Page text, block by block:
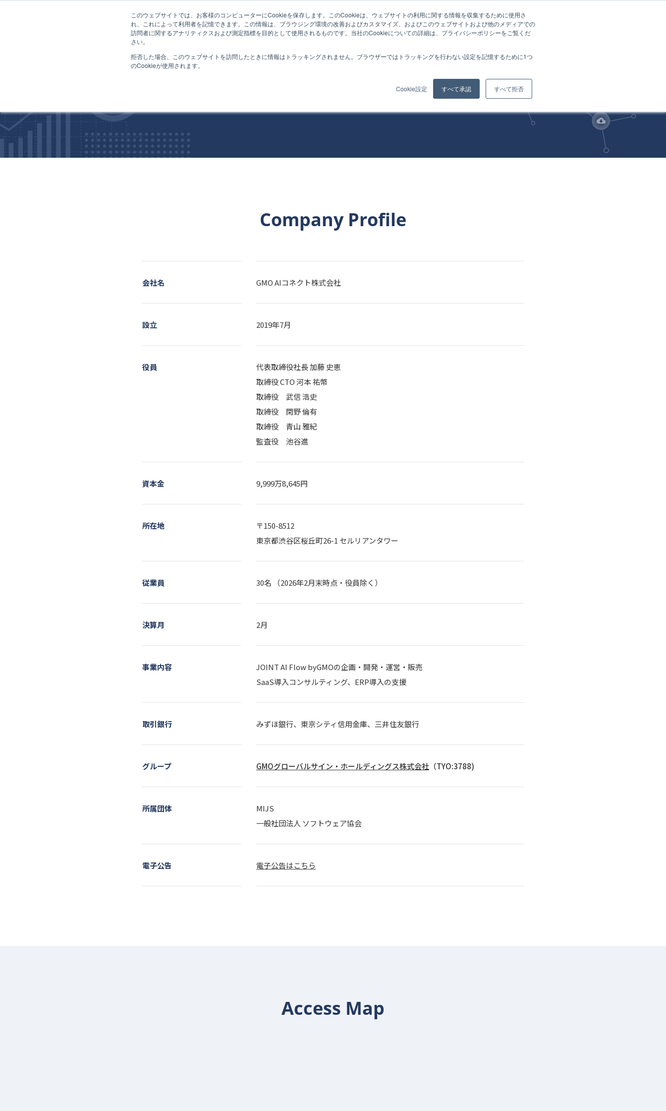
このウェブサイトでは、お客様のコンピューターにCookieを保存します。このCookieは、ウェブサイトの利用に関する情報を収集するために使用さ
れ、これによって利用者を記憶できます。この情報は、ブラウジング環境の改善およびカスタマイズ、およびこのウェブサイトおよび他のメディアでの
訪問者に関するアナリティクスおよび測定指標を目的として使用されるものです。当社のCookieについての詳細は、プライバシーポリシーをご覧くだ
さい。
拒否した場合、このウェブサイトを訪問したときに情報はトラッキングされません。ブラウザーではトラッキングを行わない設定を記憶するために1つ
のCookieが使用されます。
Cookie設定 すべて承認 すべて拒否
サービス紹介 事例 コラム お知らせ 私たちについて 採用情報 会社概要 お問い合わせ
会社概要 | GMO AIコネクト株式会社
Company Profile
会社名 GMO AIコネクト株式会社
設立 2019年7月
役員
代表取締役社長 加藤 史恵
取締役 CTO 河本 祐幣
取締役 武信 浩史
取締役 閑野 倫有
取締役 青山 雅紀
監査役 池谷進
資本金 9,999万8,645円
所在地
〒150-8512
東京都渋谷区桜丘町26-1 セルリアンタワー
従業員 30名 （2026年2月末時点・役員除く）
決算月 2月
事業内容
JOINT AI Flow byGMOの企画・開発・運営・販売
SaaS導入コンサルティング、ERP導入の支援
取引銀行 みずほ銀行、東京シティ信用金庫、三井住友銀行
グループ GMOグローバルサイン・ホールディングス株式会社 （TYO:3788)
所属団体
MIJS
一般社団法人 ソフトウェア協会
電子公告 電子公告はこちら
Access Map